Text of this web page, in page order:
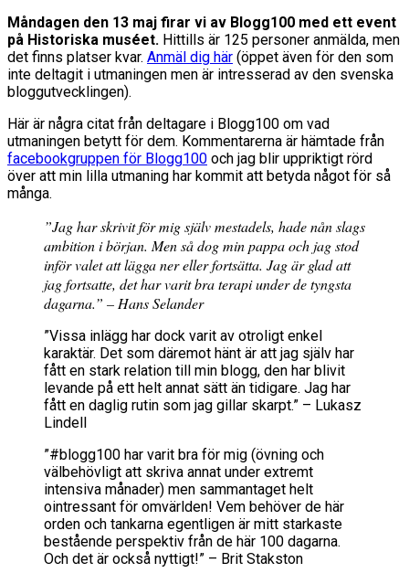
Måndagen den 13 maj firar vi av Blogg100 med ett event
på Historiska muséet. Hittills är 125 personer anmälda, men
det finns platser kvar. Anmäl dig här (öppet även för den som
inte deltagit i utmaningen men är intresserad av den svenska
bloggutvecklingen).
Här är några citat från deltagare i Blogg100 om vad
utmaningen betytt för dem. Kommentarerna är hämtade från
facebookgruppen för Blogg100 och jag blir uppriktigt rörd
över att min lilla utmaning har kommit att betyda något för så
många.
”Jag har skrivit för mig själv mestadels, hade nån slags
ambition i början. Men så dog min pappa och jag stod
inför valet att lägga ner eller fortsätta. Jag är glad att
jag fortsatte, det har varit bra terapi under de tyngsta
dagarna.” – Hans Selander
”Vissa inlägg har dock varit av otroligt enkel
karaktär. Det som däremot hänt är att jag själv har
fått en stark relation till min blogg, den har blivit
levande på ett helt annat sätt än tidigare. Jag har
fått en daglig rutin som jag gillar skarpt.” – Lukasz
Lindell
”#blogg100 har varit bra för mig (övning och
välbehövligt att skriva annat under extremt
intensiva månader) men sammantaget helt
ointressant för omvärlden! Vem behöver de här
orden och tankarna egentligen är mitt starkaste
bestående perspektiv från de här 100 dagarna.
Och det är också nyttigt!” – Brit Stakston